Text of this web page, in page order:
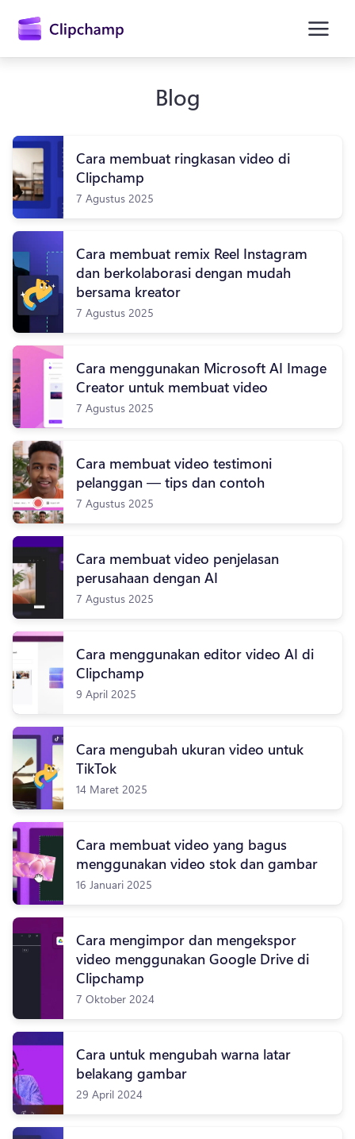
utama
Coba gratis
Blog
Cara membuat ringkasan video di
Clipchamp
7 Agustus 2025
Cara membuat remix Reel Instagram
dan berkolaborasi dengan mudah
bersama kreator
7 Agustus 2025
Cara menggunakan Microsoft AI Image
Creator untuk membuat video
7 Agustus 2025
Cara membuat video testimoni
pelanggan — tips dan contoh
7 Agustus 2025
Cara membuat video penjelasan
perusahaan dengan AI
7 Agustus 2025
Cara menggunakan editor video AI di
Clipchamp
9 April 2025
Cara mengubah ukuran video untuk
TikTok
14 Maret 2025
Cara membuat video yang bagus
menggunakan video stok dan gambar
16 Januari 2025
Cara mengimpor dan mengekspor
video menggunakan Google Drive di
Clipchamp
7 Oktober 2024
Cara untuk mengubah warna latar
belakang gambar
29 April 2024